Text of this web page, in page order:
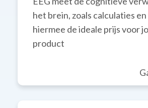
het brein, zoals calculaties
hiermee de ideale prijs voor
product